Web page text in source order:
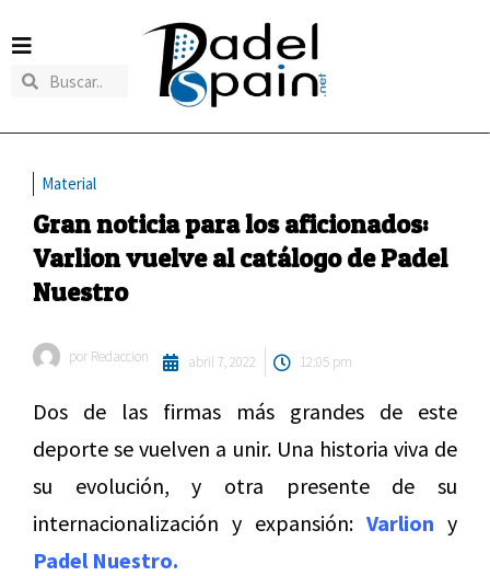
Material
Gran noticia para los aficionados:
Varlion vuelve al catálogo de Padel
Nuestro
por Redaccion abril 7, 2022 12:05 pm
Dos de las firmas más grandes de este
deporte se vuelven a unir. Una historia viva de
su evolución, y otra presente de su
internacionalización y expansión: Varlion y
Padel Nuestro.